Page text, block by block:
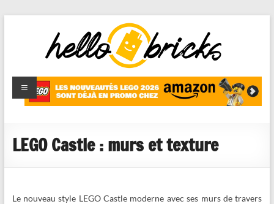
HelloBricks
Blog LEGO,
nouveaut�s
reviews
LEGO Castle : murs et texture
Le nouveau style LEGO Castle moderne avec ses murs de travers